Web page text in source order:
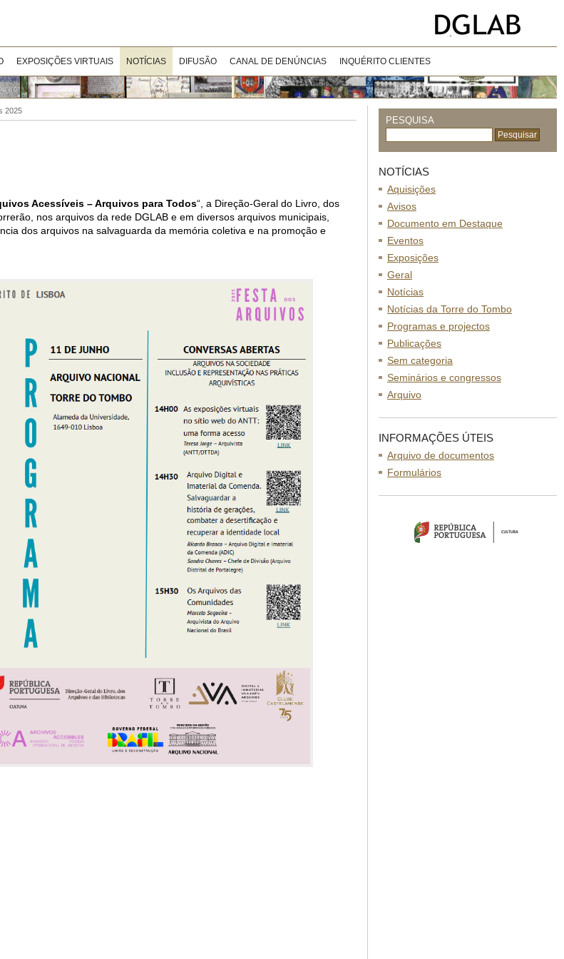
EXPOSIÇÕES VIRTUAIS NOTÍCIAS DIFUSÃO CANAL DE DENÚNCIAS INQUÉRITO CLIENTES
2025
Acessíveis – Arquivos para Todos“, a Direção-Geral do Livro, dos
nos arquivos da rede DGLAB e em diversos arquivos municipais,
dos arquivos na salvaguarda da memória coletiva e na promoção e
PESQUISA
NOTÍCIAS
Aquisições
Avisos
Documento em Destaque
Eventos
Exposições
Geral
Notícias
Notícias da Torre do Tombo
Programas e projectos
Publicações
Sem categoria
Seminários e congressos
Arquivo
INFORMAÇÕES ÚTEIS
Arquivo de documentos
Formulários